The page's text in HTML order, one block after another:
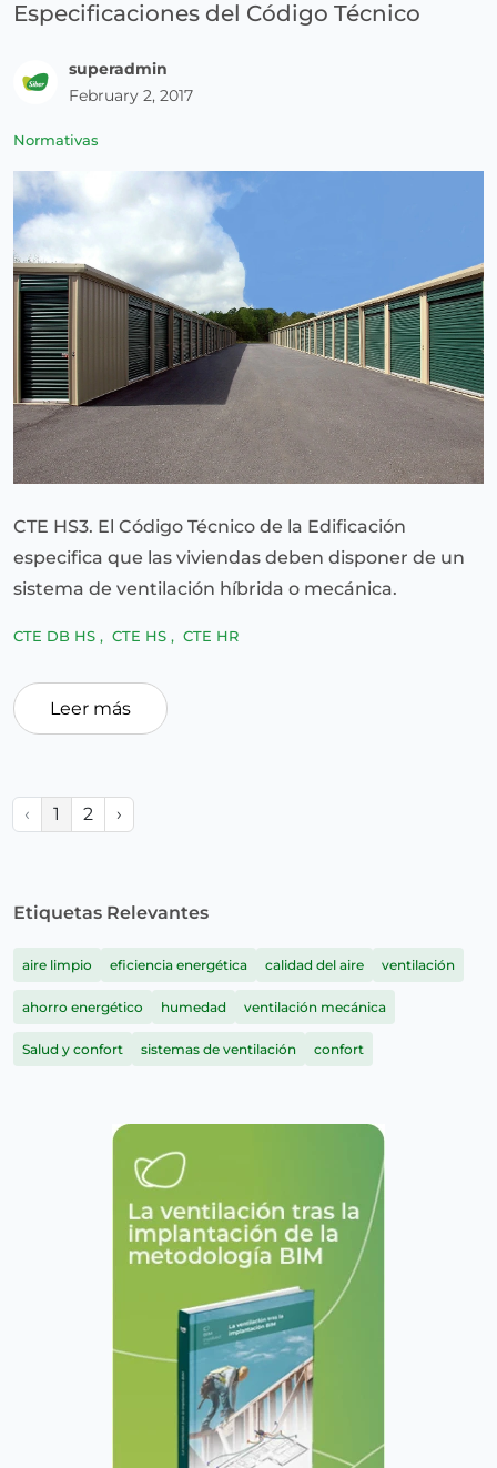
Especificaciones del Código Técnico
superadmin
February 2, 2017
Normativas
CTE HS3. El Código Técnico de la Edificación
especifica que las viviendas deben disponer de un
sistema de ventilación híbrida o mecánica.
CTE DB HS , CTE HS , CTE HR
Leer más
‹ 1 2 ›
Etiquetas Relevantes
aire limpio eficiencia energética calidad del aire ventilación
ahorro energético humedad ventilación mecánica
Salud y confort sistemas de ventilación confort